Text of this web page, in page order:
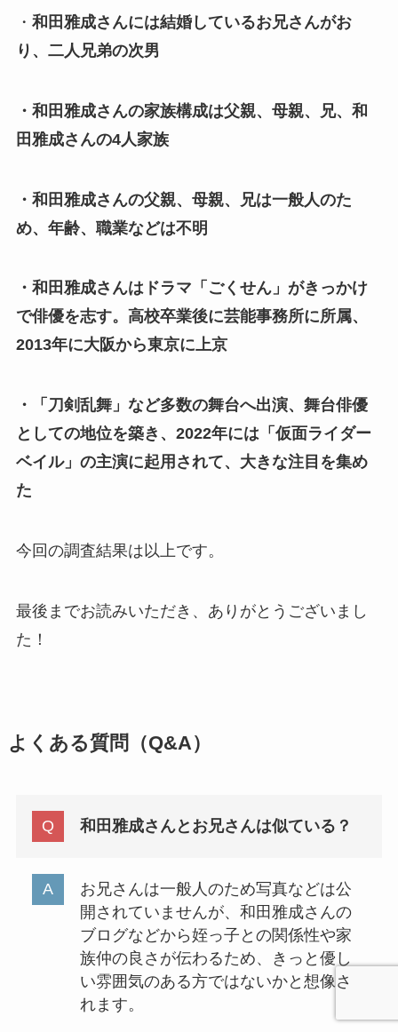
・ 和田雅成さんには結婚しているお兄さんがお
り、二人兄弟の次男
・和田雅成さんの家族構成は父親、母親、兄、和
田雅成さんの4人家族
・和田雅成さんの父親、母親、兄は一般人のた
め、年齢、職業などは不明
・和田雅成さんはドラマ「ごくせん」がきっかけ
で俳優を志す。高校卒業後に芸能事務所に所属、
2013年に大阪から東京に上京
・「刀剣乱舞」など多数の舞台へ出演、舞台俳優
としての地位を築き、2022年には「仮面ライダー
ベイル」の主演に起用されて、大きな注目を集め
た
今回の調査結果は以上です。
最後までお読みいただき、ありがとうございまし
た！
よくある質問（Q&A）
和田雅成さんとお兄さんは似ている？
お兄さんは一般人のため写真などは公
開されていませんが、和田雅成さんの
ブログなどから姪っ子との関係性や家
族仲の良さが伝わるため、きっと優し
い雰囲気のある方ではないかと想像さ
れます。